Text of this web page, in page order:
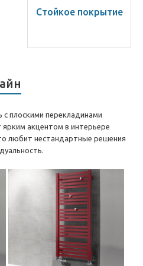
Стойкое покрытие
плоскими перекладинами
акцентом в интерьере
любит нестандартные решения